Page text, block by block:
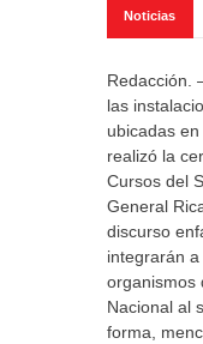
Noticias
Redacción.
las
ubicadas
realizó la
Cursos del
General
discurso
integrarán
organismos
Nacional al
forma,